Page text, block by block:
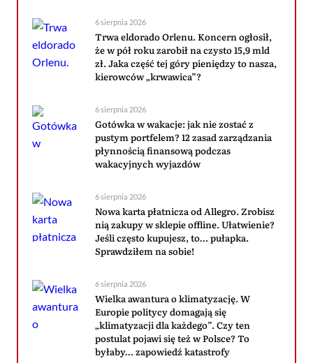
6 sierpnia 2026
Trwa eldorado Orlenu. Koncern ogłosił,
że w pół roku zarobił na czysto 15,9 mld
zł. Jaka część tej góry pieniędzy to nasza,
kierowców „krwawica”?
6 sierpnia 2026
Gotówka w wakacje: jak nie zostać z
pustym portfelem? 12 zasad zarządzania
płynnością finansową podczas
wakacyjnych wyjazdów
6 sierpnia 2026
Nowa karta płatnicza od Allegro. Zrobisz
nią zakupy w sklepie offline. Ułatwienie?
Jeśli często kupujesz, to… pułapka.
Sprawdziłem na sobie!
6 sierpnia 2026
Wielka awantura o klimatyzację. W
Europie politycy domagają się
„klimatyzacji dla każdego”. Czy ten
postulat pojawi się też w Polsce? To
byłaby… zapowiedź katastrofy